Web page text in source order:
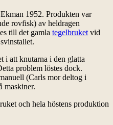
1952. Produkten var
rovfisk) av heldragen
till det gamla tegelbruket vid
i att knutarna i den glatta
problem löstes dock.
(Carls mor deltog i
maskiner.
och hela höstens produktion